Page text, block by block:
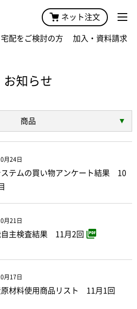
ネット注文
宅配をご検討の方 加入・資料請求
お知らせ
商品
月24日
ステムの買い物アンケート結果 10
月21日
自主検査結果 11月2回
月17日
原材料使用商品リスト 11月1回